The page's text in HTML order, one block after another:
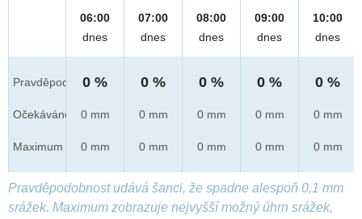
Pravděpod.
Očekáváno
Maximum
06:00
dnes
0 %
0 mm
0 mm
07:00
dnes
0 %
0 mm
0 mm
08:00
dnes
0 %
0 mm
0 mm
09:00
dnes
0 %
0 mm
0 mm
10:00
dnes
0 %
0 mm
0 mm
Pravděpodobnost udává šanci, že spadne alespoň 0,1 mm
srážek. Maximum zobrazuje nejvyšší možný úhrn srážek,